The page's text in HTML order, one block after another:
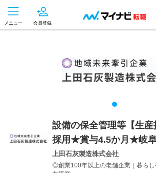
メニュー 会員登録
設備の保全管理等【生
採用★賞与4.5か月★岐
上田石灰製造株式会社
◎創業100年以上の老舗企業｜暮ら